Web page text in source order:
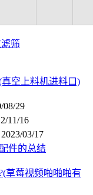
筛
空上料机进料口)
08/29
11/16
2023/03/17
件的总结
草莓视频啪啪啪有